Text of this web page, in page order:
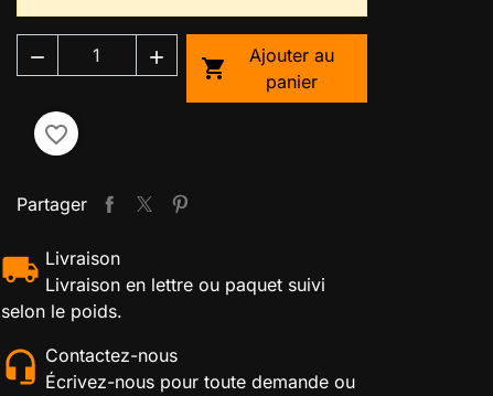
  
Ajouter au
panier
favorite_border
Partager
Livraison
Livraison en lettre ou paquet suivi
selon le poids.
Contactez-nous
Écrivez-nous pour toute demande ou